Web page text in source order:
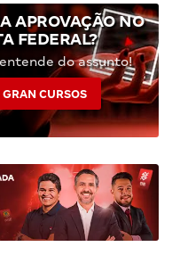
APROVAÇÃO NO
FEDERAL?
do assunto!
CURSOS